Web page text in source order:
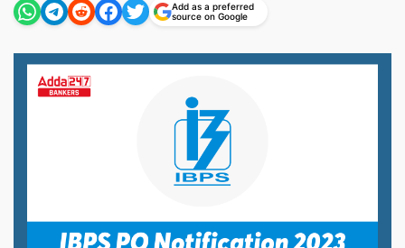
Add as a preferred
source on Google